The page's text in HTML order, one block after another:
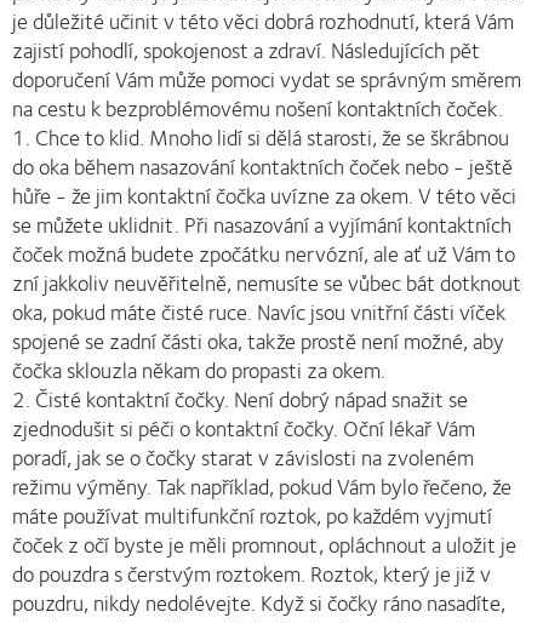
je důležité učinit v této věci dobrá rozhodnutí, která Vám
zajistí pohodlí, spokojenost a zdraví. Následujících pět
doporučení Vám může pomoci vydat se správným směrem
na cestu k bezproblémovému nošení kontaktních čoček.
1. Chce to klid. Mnoho lidí si dělá starosti, že se škrábnou
do oka během nasazování kontaktních čoček nebo - ještě
hůře - že jim kontaktní čočka uvízne za okem. V této věci
se můžete uklidnit. Při nasazování a vyjímání kontaktních
čoček možná budete zpočátku nervózní, ale ať už Vám to
zní jakkoliv neuvěřitelně, nemusíte se vůbec bát dotknout
oka, pokud máte čisté ruce. Navíc jsou vnitřní části víček
spojené se zadní části oka, takže prostě není možné, aby
čočka sklouzla někam do propasti za okem.
2. Čisté kontaktní čočky. Není dobrý nápad snažit se
zjednodušit si péči o kontaktní čočky. Oční lékař Vám
poradí, jak se o čočky starat v závislosti na zvoleném
režimu výměny. Tak například, pokud Vám bylo řečeno, že
máte používat multifunkční roztok, po každém vyjmutí
čoček z očí byste je měli promnout, opláchnout a uložit je
do pouzdra s čerstvým roztokem. Roztok, který je již v
pouzdru, nikdy nedolévejte. Když si čočky ráno nasadíte,